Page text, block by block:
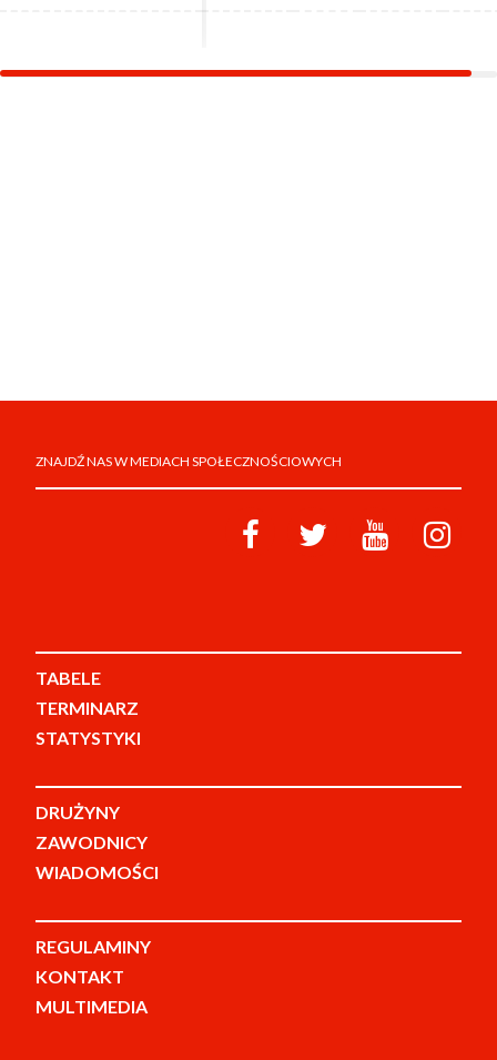
ZNAJDŹ NAS W MEDIACH SPOŁECZNOŚCIOWYCH
TABELE
TERMINARZ
STATYSTYKI
DRUŻYNY
ZAWODNICY
WIADOMOŚCI
REGULAMINY
KONTAKT
MULTIMEDIA